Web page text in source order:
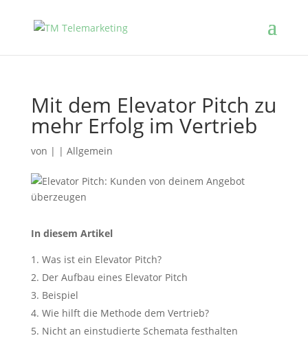
Mit dem Elevator Pitch zu
mehr Erfolg im Vertrieb
von | | Allgemein
In diesem Artikel
Was ist ein Elevator Pitch?
Der Aufbau eines Elevator Pitch
Beispiel
Wie hilft die Methode dem Vertrieb?
Nicht an einstudierte Schemata festhalten